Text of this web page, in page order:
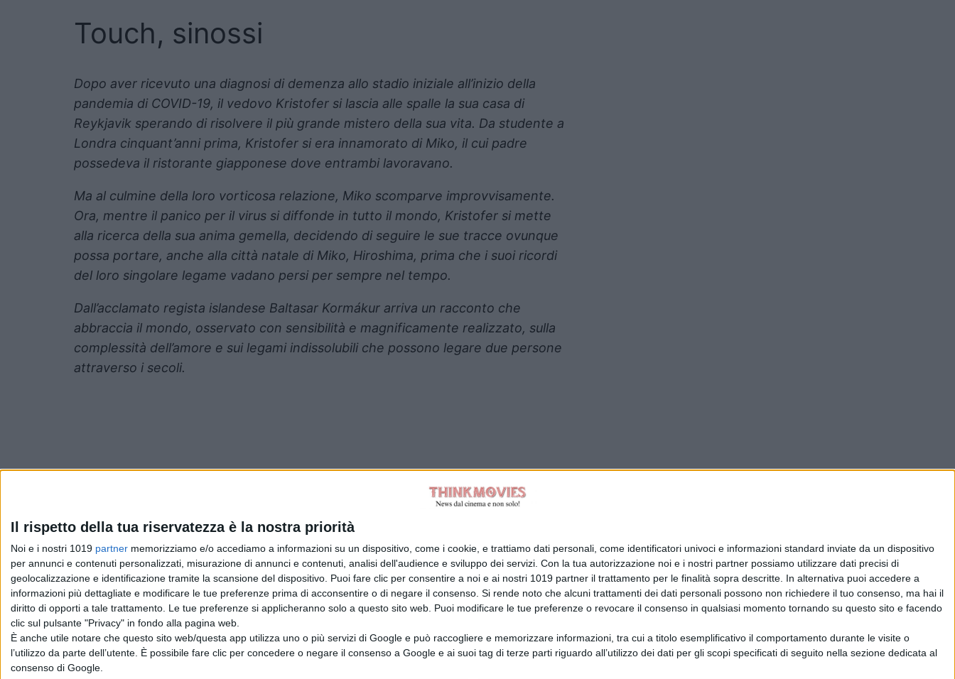
Il rispetto della tua riservatezza è la nostra priorità
Noi e i nostri 1019 partner memorizziamo e/o accediamo a informazioni su un dispositivo, come i cookie, e trattiamo dati personali, come identificatori univoci e informazioni standard inviate da un dispositivo
per annunci e contenuti personalizzati, misurazione di annunci e contenuti, analisi dell'audience e sviluppo dei servizi. Con la tua autorizzazione noi e i nostri partner possiamo utilizzare dati precisi di
geolocalizzazione e identificazione tramite la scansione del dispositivo. Puoi fare clic per consentire a noi e ai nostri 1019 partner il trattamento per le finalità sopra descritte. In alternativa puoi accedere a
informazioni più dettagliate e modificare le tue preferenze prima di acconsentire o di negare il consenso. Si rende noto che alcuni trattamenti dei dati personali possono non richiedere il tuo consenso, ma hai il
diritto di opporti a tale trattamento. Le tue preferenze si applicheranno solo a questo sito web. Puoi modificare le tue preferenze o revocare il consenso in qualsiasi momento tornando su questo sito e facendo
clic sul pulsante "Privacy" in fondo alla pagina web.
È anche utile notare che questo sito web/questa app utilizza uno o più servizi di Google e può raccogliere e memorizzare informazioni, tra cui a titolo esemplificativo il comportamento durante le visite o
l’utilizzo da parte dell’utente. È possibile fare clic per concedere o negare il consenso a Google e ai suoi tag di terze parti riguardo all’utilizzo dei dati per gli scopi specificati di seguito nella sezione dedicata al
consenso di Google.
Touch, sinossi
Dopo aver ricevuto una diagnosi di demenza allo stadio iniziale all’inizio della
pandemia di COVID-19, il vedovo Kristofer si lascia alle spalle la sua casa di
Reykjavik sperando di risolvere il più grande mistero della sua vita. Da studente a
Londra cinquant’anni prima, Kristofer si era innamorato di Miko, il cui padre
possedeva il ristorante giapponese dove entrambi lavoravano.
Ma al culmine della loro vorticosa relazione, Miko scomparve improvvisamente.
Ora, mentre il panico per il virus si diffonde in tutto il mondo, Kristofer si mette
alla ricerca della sua anima gemella, decidendo di seguire le sue tracce ovunque
possa portare, anche alla città natale di Miko, Hiroshima, prima che i suoi ricordi
del loro singolare legame vadano persi per sempre nel tempo.
Dall’acclamato regista islandese Baltasar Kormákur arriva un racconto che
abbraccia il mondo, osservato con sensibilità e magnificamente realizzato, sulla
complessità dell’amore e sui legami indissolubili che possono legare due persone
attraverso i secoli.
PubblicatoLuglio 10, 2024in
News cinema e film
daLa Redazione
Tag:
Chi siamoContattiPrivacy PolicyCookie PolicyEmanuela Giuliani CFGLNMNL77T43L639Disclaimer